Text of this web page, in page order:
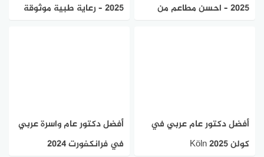
2025 – احسن مطاعم من
2025 – رعاية طبية موثوقة
أفضل دكتور عام عربي في
كولن Köln 2025
أفضل دكتور عام واسرة عربي
في فرانكفورت 2024